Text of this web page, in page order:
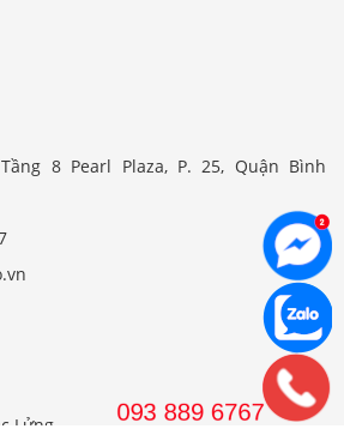
8 Pearl Plaza, P. 25, Quận Bình
Lửng